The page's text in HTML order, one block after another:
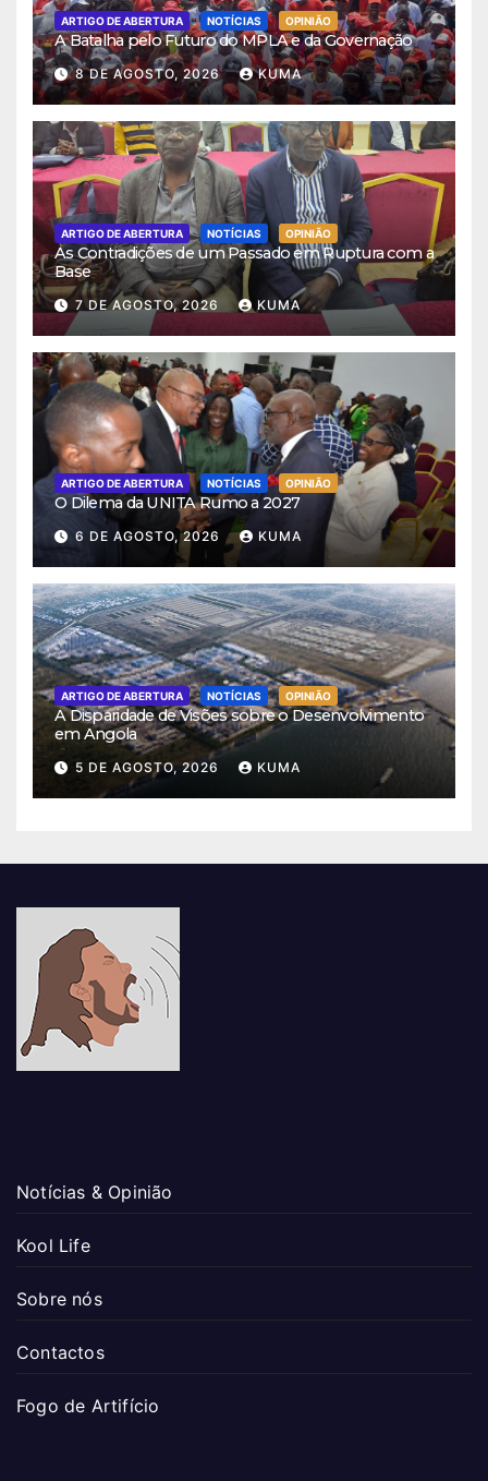
ARTIGO DE ABERTURA NOTÍCIAS OPINIÃO
A Batalha pelo Futuro do MPLA e da Governação
8 DE AGOSTO, 2026 KUMA
ARTIGO DE ABERTURA NOTÍCIAS OPINIÃO
As Contradições de um Passado em Ruptura com a
Base
7 DE AGOSTO, 2026 KUMA
ARTIGO DE ABERTURA NOTÍCIAS OPINIÃO
O Dilema da UNITA Rumo a 2027
6 DE AGOSTO, 2026 KUMA
ARTIGO DE ABERTURA NOTÍCIAS OPINIÃO
A Disparidade de Visões sobre o Desenvolvimento
em Angola
5 DE AGOSTO, 2026 KUMA
Notícias & Opinião
Kool Life
Sobre nós
Contactos
Fogo de Artifício